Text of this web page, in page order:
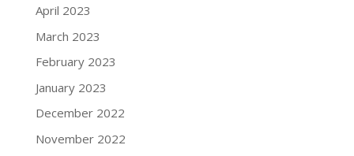
April 2023
March 2023
February 2023
January 2023
December 2022
November 2022